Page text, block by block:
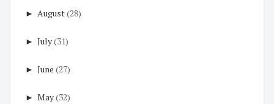
► August(28)
► July(31)
► June (27)
► May(32)